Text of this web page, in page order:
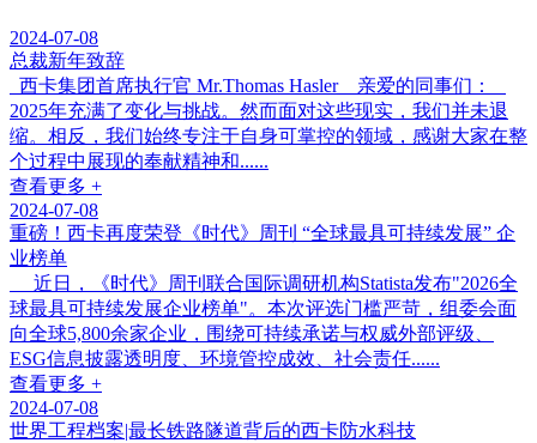
2024-07-08
总裁新年致辞
西卡集团首席执行官 Mr.Thomas Hasler 亲爱的同事们：
2025年充满了变化与挑战。然而面对这些现实，我们并未退
缩。相反，我们始终专注于自身可掌控的领域，感谢大家在整
个过程中展现的奉献精神和......
查看更多 +
2024-07-08
重磅！西卡再度荣登《时代》周刊 “全球最具可持续发展” 企
业榜单
近日，《时代》周刊联合国际调研机构Statista发布"2026全
球最具可持续发展企业榜单"。本次评选门槛严苛，组委会面
向全球5,800余家企业，围绕可持续承诺与权威外部评级、
ESG信息披露透明度、环境管控成效、社会责任......
查看更多 +
2024-07-08
世界工程档案|最长铁路隧道背后的西卡防水科技